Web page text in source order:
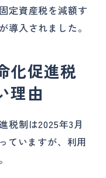
定資産税を減額す
導入されました。
化促進税
理由
税制は2025年3月
ていますが、利用